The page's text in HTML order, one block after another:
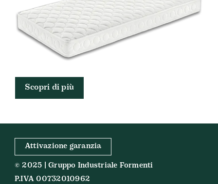
Scopri di più
Attivazione garanzia
© 2025 | Gruppo Industriale Formenti
P.IVA 00732010962